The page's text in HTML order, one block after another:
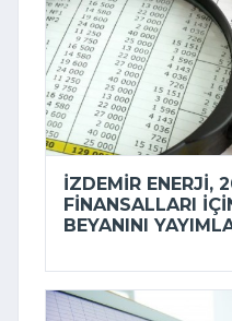
İZDEMİR ENERJI,
FINANSALLARI
BEYANINI